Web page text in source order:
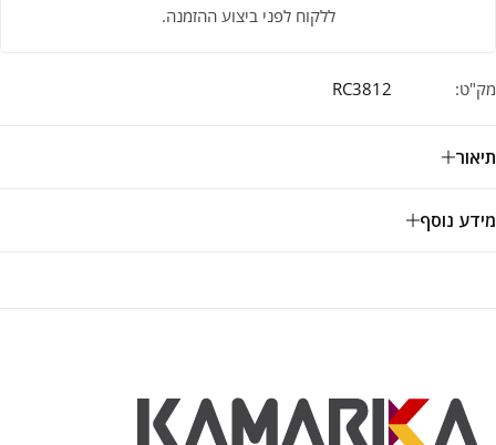
ללקוח לפני ביצוע ההזמנה.
מק"ט: RC3812
תיאור
מידע נוסף